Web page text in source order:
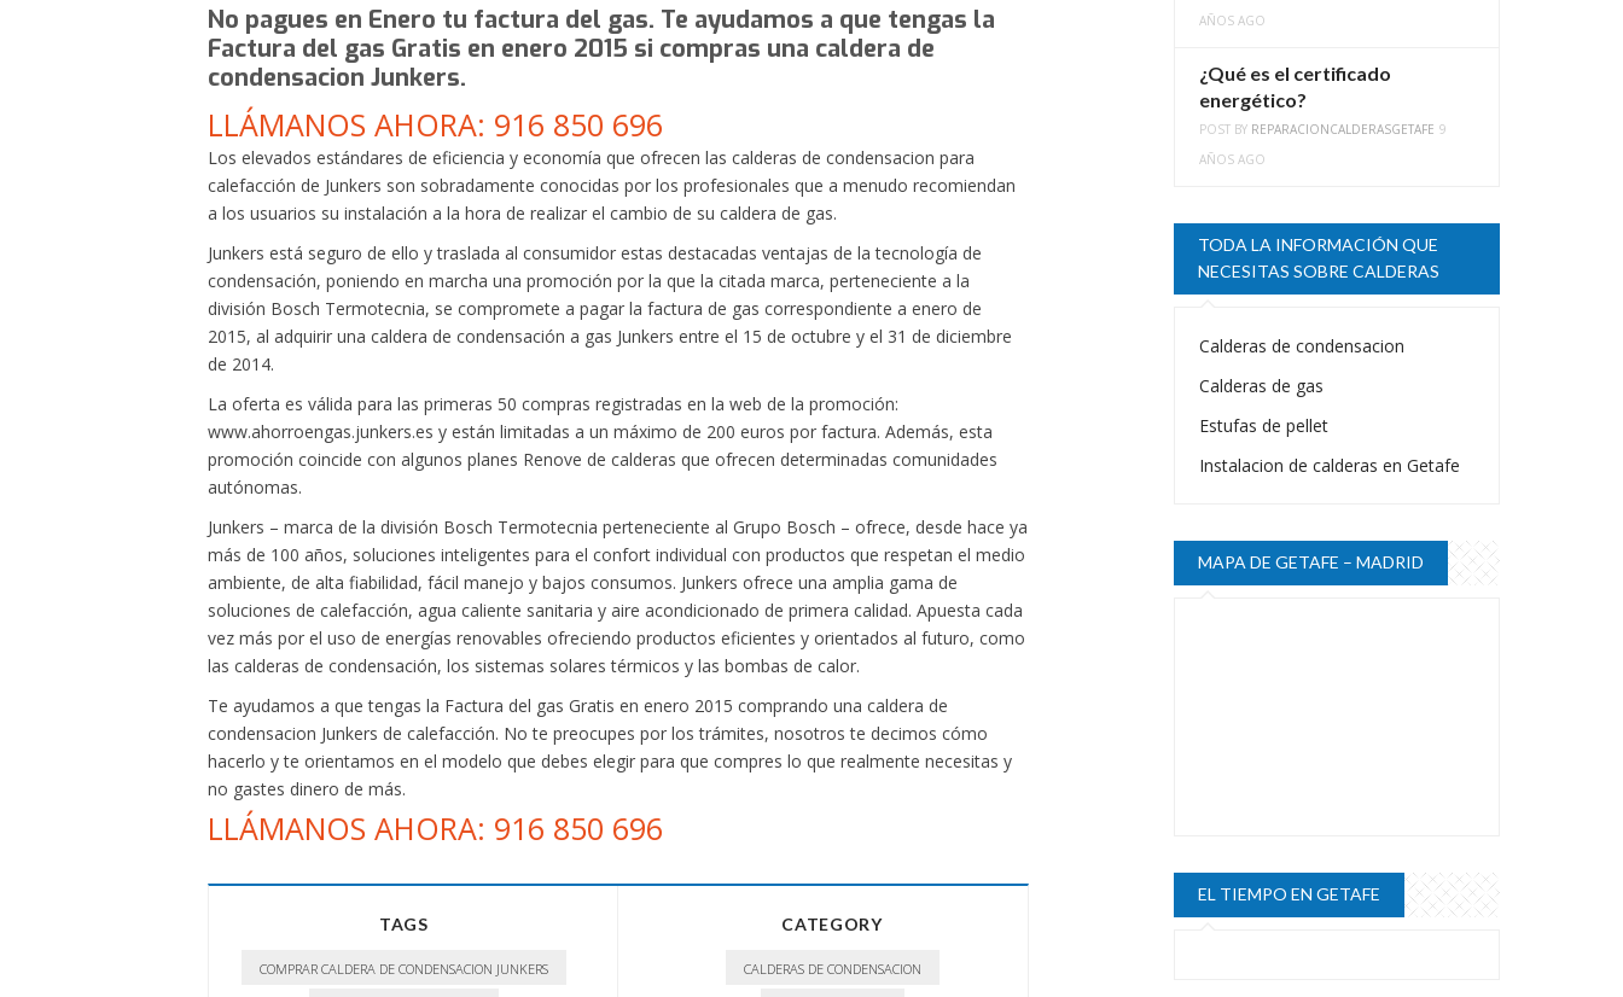
No pagues en Enero tu factura del gas. Te ayudamos a que tengas la
Factura del gas Gratis en enero 2015 si compras una caldera de
condensacion Junkers.
LLÁMANOS AHORA: 916 850 696
Los elevados estándares de eficiencia y economía que ofrecen las calderas de condensacion para
calefacción de Junkers son sobradamente conocidas por los profesionales que a menudo recomiendan
a los usuarios su instalación a la hora de realizar el cambio de su caldera de gas.
Junkers está seguro de ello y traslada al consumidor estas destacadas ventajas de la tecnología de
condensación, poniendo en marcha una promoción por la que la citada marca, perteneciente a la
división Bosch Termotecnia, se compromete a pagar la factura de gas correspondiente a enero de
2015, al adquirir una caldera de condensación a gas Junkers entre el 15 de octubre y el 31 de diciembre
de 2014.
La oferta es válida para las primeras 50 compras registradas en la web de la promoción:
www.ahorroengas.junkers.es y están limitadas a un máximo de 200 euros por factura. Además, esta
promoción coincide con algunos planes Renove de calderas que ofrecen determinadas comunidades
autónomas.
Junkers – marca de la división Bosch Termotecnia perteneciente al Grupo Bosch – ofrece, desde hace ya
más de 100 años, soluciones inteligentes para el confort individual con productos que respetan el medio
ambiente, de alta fiabilidad, fácil manejo y bajos consumos. Junkers ofrece una amplia gama de
soluciones de calefacción, agua caliente sanitaria y aire acondicionado de primera calidad. Apuesta cada
vez más por el uso de energías renovables ofreciendo productos eficientes y orientados al futuro, como
las calderas de condensación, los sistemas solares térmicos y las bombas de calor.
Te ayudamos a que tengas la Factura del gas Gratis en enero 2015 comprando una caldera de
condensacion Junkers de calefacción. No te preocupes por los trámites, nosotros te decimos cómo
hacerlo y te orientamos en el modelo que debes elegir para que compres lo que realmente necesitas y
no gastes dinero de más.
LLÁMANOS AHORA: 916 850 696
TAGS
COMPRAR CALDERA DE CONDENSACION JUNKERS
CATEGORY
CALDERAS DE CONDENSACION
AÑOS AGO
¿Qué es el certificado
energético?
POST BY REPARACIONCALDERASGETAFE 9
AÑOS AGO
TODA LA INFORMACIÓN QUE
NECESITAS SOBRE CALDERAS
Calderas de condensacion
Calderas de gas
Estufas de pellet
Instalacion de calderas en Getafe
MAPA DE GETAFE – MADRID
EL TIEMPO EN GETAFE